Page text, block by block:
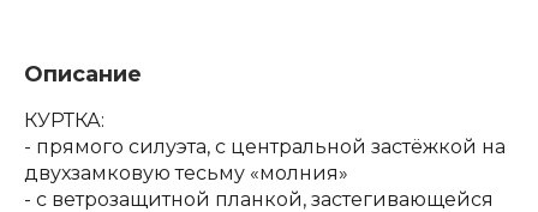
Описание
КУРТКА:
- прямого силуэта, с центральной застёжкой на
двухзамковую тесьму «молния»
- с ветрозащитной планкой, застегивающейся